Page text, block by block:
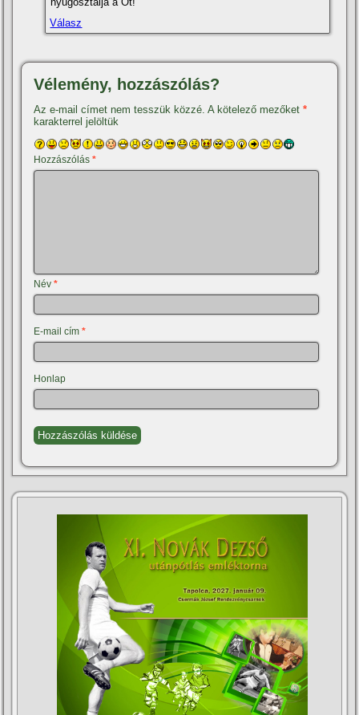
Válasz
Vélemény, hozzászólás?
Az e-mail címet nem tesszük közzé. A kötelező mezőket*
karakterrel jelöltük
Hozzászólás*
Név*
E-mail cím*
Honlap